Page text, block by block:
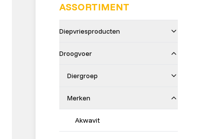
ASSORTIMENT
Diepvriesproducten
Droogvoer
Diergroep
Merken
Akwavit